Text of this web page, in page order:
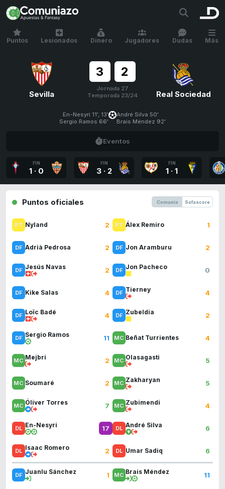
Puntos Lesionados Dinero Jugadores Dudas Más
Sevilla
3 2
Jornada 27
Temporada 23/24
Real Sociedad
En-Nesyri 11', 13'
Sergio Ramos 66'
André Silva 50'
Brais Méndez 92'
Eventos
FIN
1 · 0
FIN
3 · 2
FIN
1 · 1
Puntos oficiales Comunio Sofascore
Nyland 2
Adrià Pedrosa 2
Jesús Navas 2
Kike Salas 4
Loïc Badé 4
Sergio Ramos 11
Mejbri 2
Soumaré 2
Óliver Torres 7
En-Nesyri 17
Isaac Romero 2
Juanlu Sánchez 1
Álex Remiro 1
Jon Aramburu 2
Jon Pacheco 0
Tierney 4
Zubeldia 2
Beñat Turrientes 4
Olasagasti 5
Zakharyan 5
Zubimendi 4
André Silva 6
Umar Sadiq 6
Brais Méndez 11